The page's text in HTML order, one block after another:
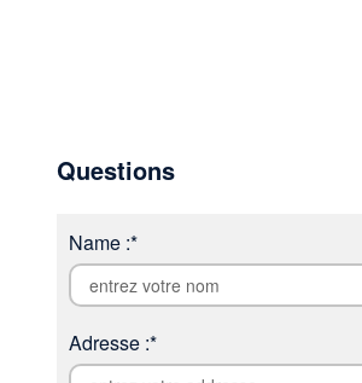
Questions
Name :*
Adresse :*